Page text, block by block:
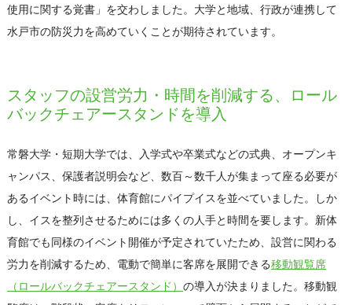
使用に関する覚書」を交わしました。大学と地域、行政が連携して
水戸市の防災力を高めていくことが期待されています。
スタッフの設営労力・時間を削減する、ロール
バックチェアースタンドを導入
常磐大学・短期大学では、入学式や卒業式などの式典、オープンキ
ャンパス、保護者説明会など、数百～数千人が集まって座る必要が
あるイベント時には、体育館にパイプイスを並べていました。しか
し、イスを整列させるためには多くの人手と時間を要します。新体
育館でも同様のイベント開催が予定されていたため、設営に関わる
労力を削減するため、電動で簡単に客席を展開できる移動観覧席
（ロールバックチェアースタンド） の導入が決まりました。移動観